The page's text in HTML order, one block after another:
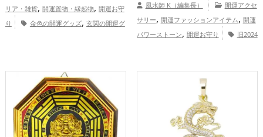
リア・雑貨, 開運置物・縁起物, 開運お守
り
金色の開運グッズ, 玄関の開運グ
風水師 K（編集長）
開運アクセ
サリー, 開運ファッションアイテム, 開運
パワーストーン, 開運お守り
旧2024
金運アップ
総合運・全体運アッ